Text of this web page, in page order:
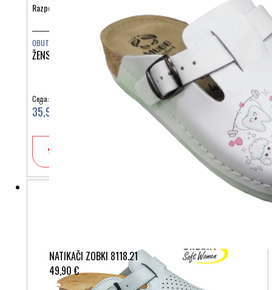
NATIKAČI ZOBKI 8118.21
49,90 €
Razpoložljive barve:
OBUTEV
ŽENSKI NATIKAČ S PAŠČKOM 160105
Cena:
35,90 €